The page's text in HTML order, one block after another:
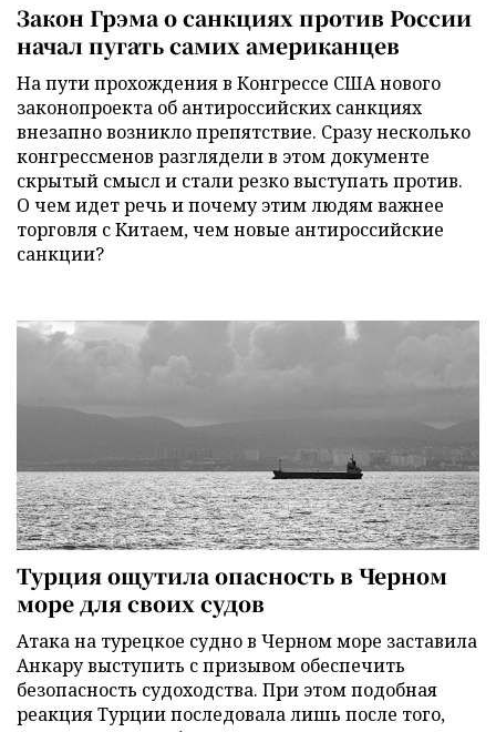
Закон Грэма о санкциях против России
начал пугать самих американцев
На пути прохождения в Конгрессе США нового
законопроекта об антироссийских санкциях
внезапно возникло препятствие. Сразу несколько
конгрессменов разглядели в этом документе
скрытый смысл и стали резко выступать против.
О чем идет речь и почему этим людям важнее
торговля с Китаем, чем новые антироссийские
санкции?
Турция ощутила опасность в Черном
море для своих судов
Атака на турецкое судно в Черном море заставила
Анкару выступить с призывом обеспечить
безопасность судоходства. При этом подобная
реакция Турции последовала лишь после того,